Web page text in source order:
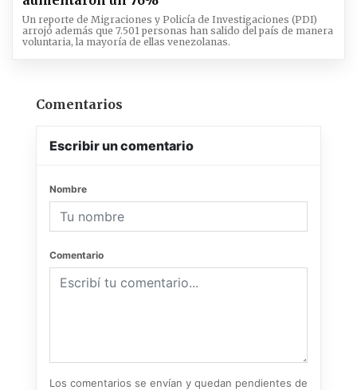
Un reporte de Migraciones y Policía de Investigaciones (PDI)
arrojó además que 7.501 personas han salido del país de manera
voluntaria, la mayoría de ellas venezolanas.
Comentarios
Escribir un comentario
Nombre
Comentario
Los comentarios se envían y quedan pendientes de